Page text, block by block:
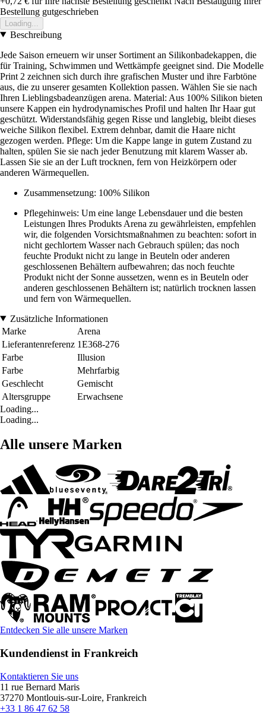
Bestellung gutgeschrieben
Loading...
Beschreibung
Jede Saison erneuern wir unser Sortiment an Silikonbadekappen, die
für Training, Schwimmen und Wettkämpfe geeignet sind. Die Modelle
Print 2 zeichnen sich durch ihre grafischen Muster und ihre Farbtöne
aus, die zu unserer gesamten Kollektion passen. Wählen Sie sie nach
Ihren Lieblingsbadeanzügen arena. Material: Aus 100% Silikon bieten
unsere Kappen ein hydrodynamisches Profil und halten Ihr Haar gut
geschützt. Widerstandsfähig gegen Risse und langlebig, bleibt dieses
weiche Silikon flexibel. Extrem dehnbar, damit die Haare nicht
gezogen werden. Pflege: Um die Kappe lange in gutem Zustand zu
halten, spülen Sie sie nach jeder Benutzung mit klarem Wasser ab.
Lassen Sie sie an der Luft trocknen, fern von Heizkörpern oder
anderen Wärmequellen.
Zusammensetzung: 100% Silikon
Pflegehinweis: Um eine lange Lebensdauer und die besten
Leistungen Ihres Produkts Arena zu gewährleisten, empfehlen
wir, die folgenden Vorsichtsmaßnahmen zu beachten: sofort in
nicht gechlortem Wasser nach Gebrauch spülen; das noch
feuchte Produkt nicht zu lange in Beuteln oder anderen
geschlossenen Behältern aufbewahren; das noch feuchte
Produkt nicht der Sonne aussetzen, wenn es in Beuteln oder
anderen geschlossenen Behältern ist; natürlich trocknen lassen
und fern von Wärmequellen.
Zusätzliche Informationen
Marke
Arena
Lieferantenreferenz 1E368-276
Farbe
Illusion
Farbe
Mehrfarbig
Geschlecht
Gemischt
Altersgruppe
Erwachsene
Loading...
Loading...
Alle unsere Marken
Entdecken Sie alle unsere Marken
Kundendienst in Frankreich
Kontaktieren Sie uns
11 rue Bernard Maris
37270 Montlouis-sur-Loire, Frankreich
+33 1 86 47 62 58